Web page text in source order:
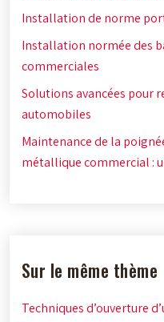
Installation de norme
Installation normée des
commerciales
Solutions avancées pour
automobiles
Maintenance de la
métallique commercial :
Sur le même thème
Techniques d’ouverture